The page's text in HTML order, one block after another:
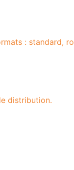
: standard,
distribution.